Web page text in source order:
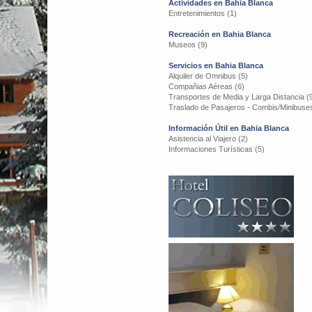
Actividades en Bahia Blanca
Entretenimientos (1)
Recreación en Bahia Blanca
Museos (9)
Servicios en Bahia Blanca
Alquiler de Omnibus (5)
Compañias Aéreas (6)
Transportes de Media y Larga Distancia
Traslado de Pasajeros - Combis/
Información Útil en Bahia Blanca
Asistencia al Viajero (2)
Informaciones Turísticas (5)